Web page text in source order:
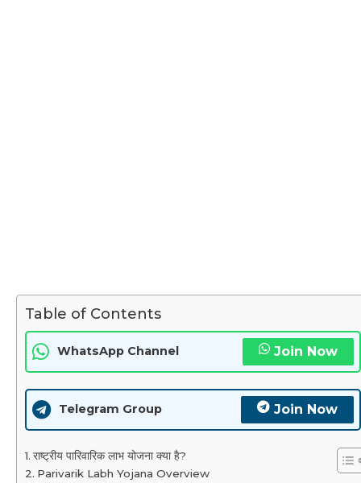
Table of Contents
WhatsApp Channel Join Now
Telegram Group Join Now
राष्ट्रीय पारिवारिक लाभ योजना क्या है?
Parivarik Labh Yojana Overview